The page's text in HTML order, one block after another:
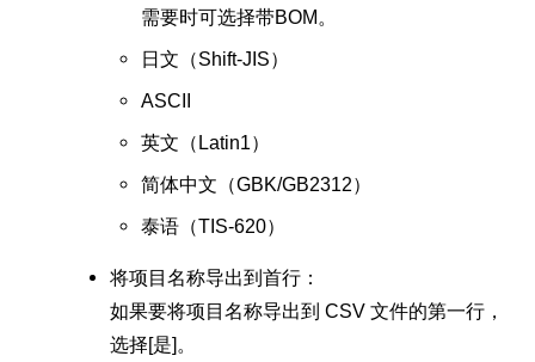
需要时可选择带BOM。
日文（Shift-JIS）
ASCII
英文（Latin1）
简体中文（GBK/GB2312）
泰语（TIS-620）
将项目名称导出到首行：
如果要将项目名称导出到 CSV 文件的第一行，
选择[是]。